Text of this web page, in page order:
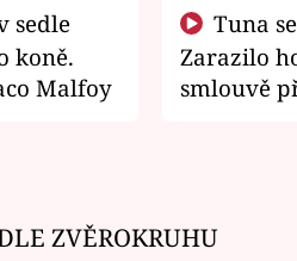
koně.
Malfoy
Zarazilo
smlouvě
ZVĚROKRUHU